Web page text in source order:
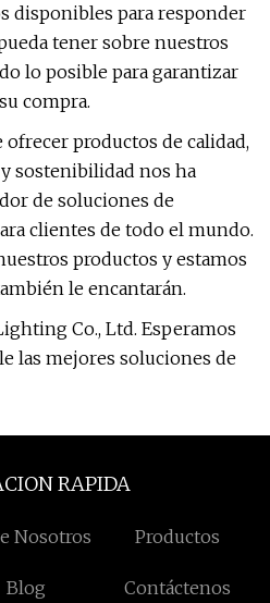
disponibles para responder
tener sobre nuestros
lo posible para garantizar
compra.
productos de calidad,
sostenibilidad nos ha
de soluciones de
clientes de todo el mundo.
productos y estamos
le encantarán.
Co., Ltd. Esperamos
las mejores soluciones de
RAPIDA
Nosotros Productos
Blog Contáctenos